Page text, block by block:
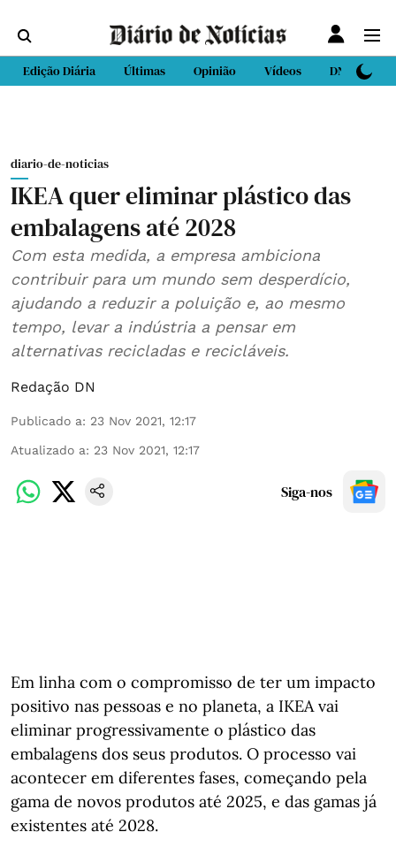
Edição Diária Últimas Opinião Vídeos DN Sport
diario-de-noticias
IKEA quer eliminar plástico das
embalagens até 2028
Com esta medida, a empresa ambiciona
contribuir para um mundo sem desperdício,
ajudando a reduzir a poluição e, ao mesmo
tempo, levar a indústria a pensar em
alternativas recicladas e recicláveis.
Redação DN
Publicado a: 23 Nov 2021, 12:17
Atualizado a: 23 Nov 2021, 12:17
Siga-nos
Em linha com o compromisso de ter um impacto
positivo nas pessoas e no planeta, a IKEA vai
eliminar progressivamente o plástico das
embalagens dos seus produtos. O processo vai
acontecer em diferentes fases, começando pela
gama de novos produtos até 2025, e das gamas já
existentes até 2028.